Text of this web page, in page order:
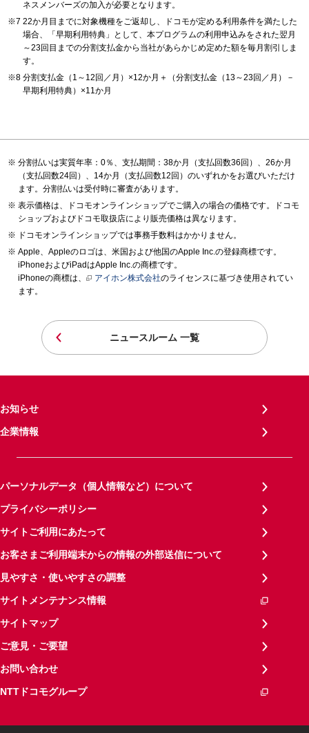
ネスメンバーズの加入が必要となります。
22か月目までに対象機種をご返却し、ドコモが定める利用条件を満たした
場合、「早期利用特典」として、本プログラムの利用申込みをされた翌月
～23回目までの分割支払金から当社があらかじめ定めた額を毎月割引しま
す。
分割支払金（1～12回／月）×12か月＋（分割支払金（13～23回／月）－
早期利用特典）×11か月
分割払いは実質年率：0％、支払期間：38か月（支払回数36回）、26か月
（支払回数24回）、14か月（支払回数12回）のいずれかをお選びいただけ
ます。分割払いは受付時に審査があります。
表示価格は、ドコモオンラインショップでご購入の場合の価格です。ドコモ
ショップおよびドコモ取扱店により販売価格は異なります。
ドコモオンラインショップでは事務手数料はかかりません。
Apple、Appleのロゴは、米国および他国のApple Inc.の登録商標です。
iPhoneおよびiPadはApple Inc.の商標です。
iPhoneの商標は、
アイホン株式会社のライセンスに基づき使用されてい
ます。
ニュースルーム 一覧
お知らせ
企業情報
パーソナルデータ（個人情報など）について
プライバシーポリシー
サイトご利用にあたって
お客さまご利用端末からの情報の外部送信について
見やすさ・使いやすさの調整
サイトメンテナンス情報
サイトマップ
ご意見・ご要望
お問い合わせ
NTTドコモグループ